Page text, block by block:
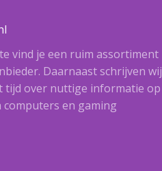
vind je een ruim assortiment
Daarnaast schrijven wij
tijd over nuttige informatie op
computers en gaming